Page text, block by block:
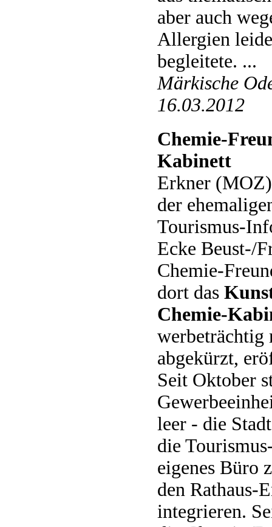
aber auch
Allergien
begleitete. ...
Märkische
16.03.2012
Chemie-
Kabinett
Erkner
der
Touris­mus-
Ecke Beust-/
Chemie-
dort das
Chemie-
abgekürzt,
Seit Oktober
leer - die
die
eigenes Bü­ro
den Rathaus-
integrieren.